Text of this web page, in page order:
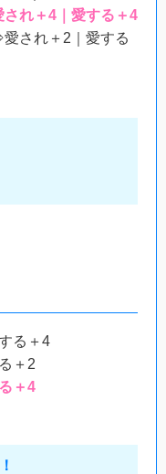
され＋4｜愛する＋4
され＋2｜愛する
る＋4
＋2
＋4